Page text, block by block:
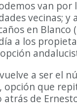
van
vecinas;
en Blanco
a los
a ser el
opción que
atrás de